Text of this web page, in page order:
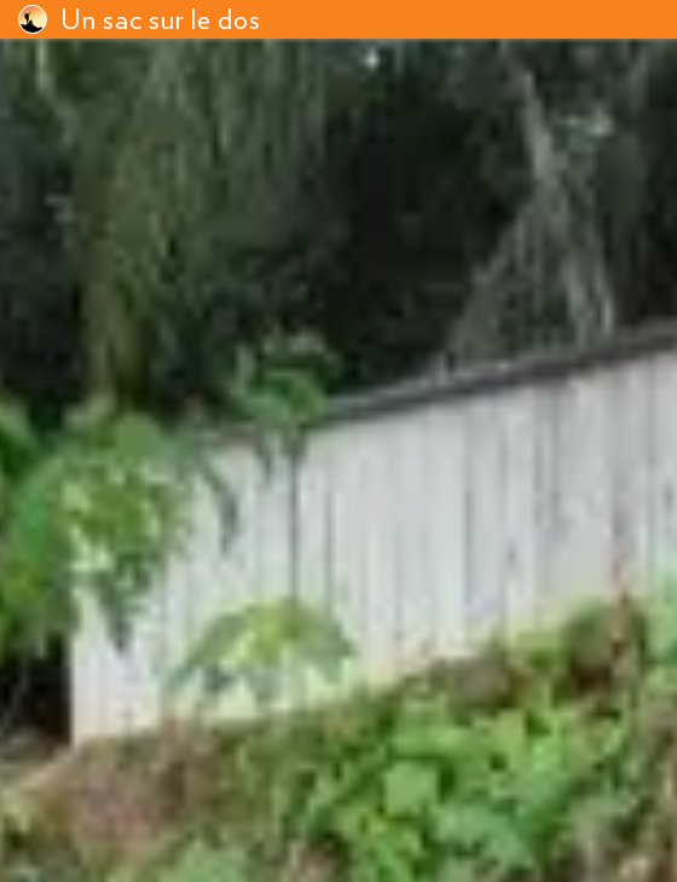
Un sac sur le dos